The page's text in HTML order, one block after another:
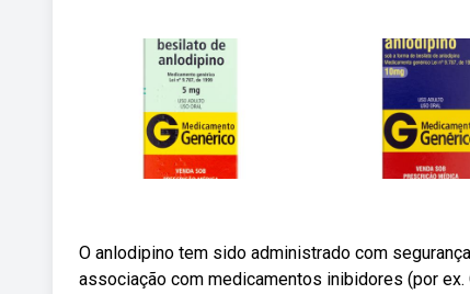
O anlodipino tem sido administrado com
associação com medicamentos inibidores (por